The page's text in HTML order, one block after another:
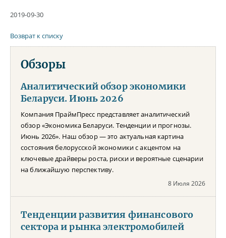
2019-09-30
Возврат к списку
Обзоры
Аналитический обзор экономики
Беларуси. Июнь 2026
Компания ПраймПресс представляет аналитический
обзор «Экономика Беларуси. Тенденции и прогнозы.
Июнь 2026». Наш обзор — это актуальная картина
состояния белорусской экономики с акцентом на
ключевые драйверы роста, риски и вероятные сценарии
на ближайшую перспективу.
8 Июля 2026
Тенденции развития финансового
сектора и рынка электромобилей